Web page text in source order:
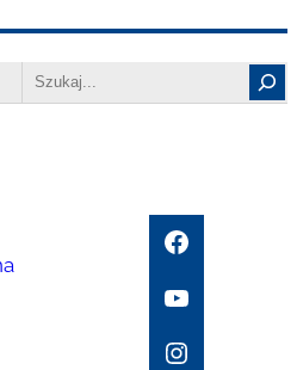
Search
Facebook
YouTube
Instagram